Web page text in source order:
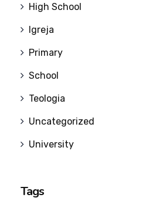
High School
Igreja
Primary
School
Teologia
Uncategorized
University
Tags